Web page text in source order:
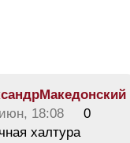
18:08
0
халтура